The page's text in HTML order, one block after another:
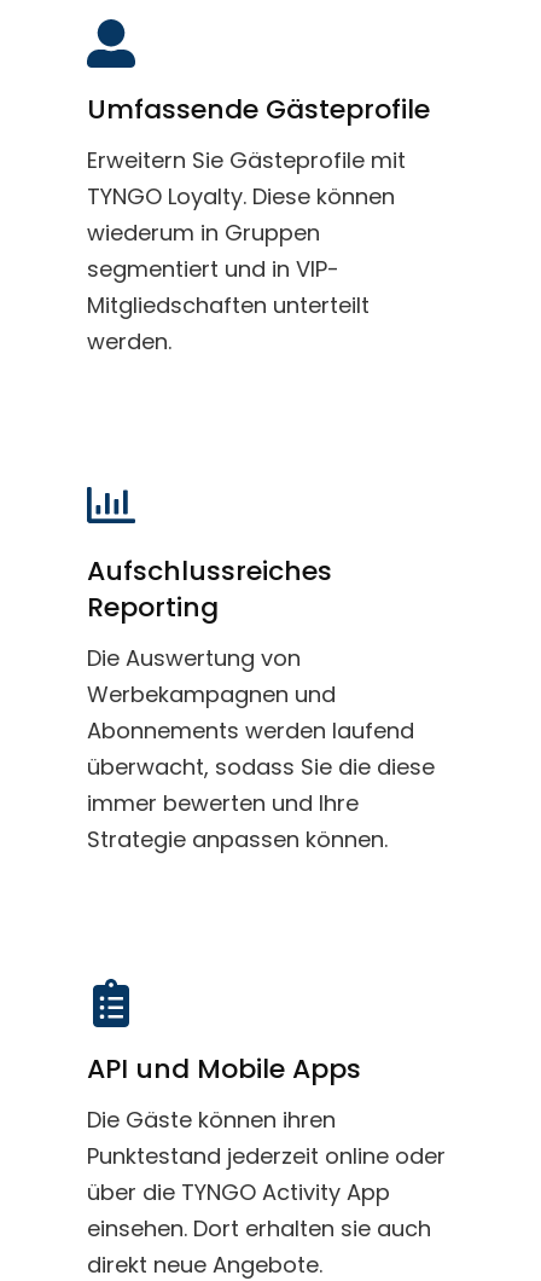
Umfassende Gästeprofile
Erweitern Sie Gästeprofile mit
TYNGO Loyalty. Diese können
wiederum in Gruppen
segmentiert und in VIP-
Mitgliedschaften unterteilt
werden.
Aufschlussreiches
Reporting
Die Auswertung von
Werbekampagnen und
Abonnements werden laufend
überwacht, sodass Sie die diese
immer bewerten und Ihre
Strategie anpassen können.
API und Mobile Apps
Die Gäste können ihren
Punktestand jederzeit online oder
über die TYNGO Activity App
einsehen. Dort erhalten sie auch
direkt neue Angebote.